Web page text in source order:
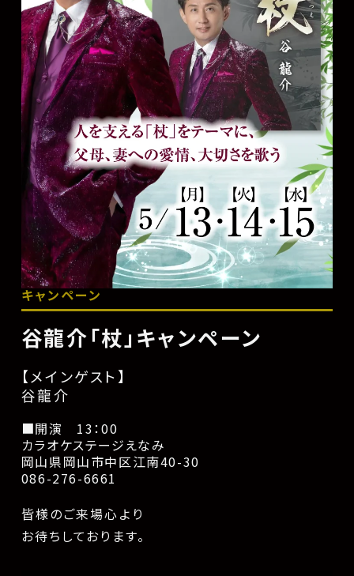
キャンペーン
谷龍介「杖」キャンペーン
【メインゲスト】
谷龍介
■開演 13：00
カラオケステージえなみ
岡山県岡山市中区江南40-30
086-276-6661
皆様のご来場心より
お待ちしております。